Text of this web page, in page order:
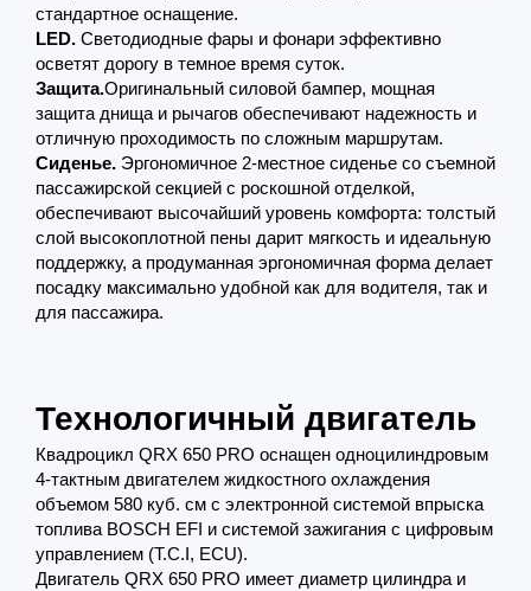
стандартное оснащение.
LED. Светодиодные фары и фонари эффективно
осветят дорогу в темное время суток.
Защита.Оригинальный силовой бампер, мощная
защита днища и рычагов обеспечивают надежность и
отличную проходимость по сложным маршрутам.
Сиденье. Эргономичное 2-местное сиденье со съемной
пассажирской секцией с роскошной отделкой,
обеспечивают высочайший уровень комфорта: толстый
слой высокоплотной пены дарит мягкость и идеальную
поддержку, а продуманная эргономичная форма делает
посадку максимально удобной как для водителя, так и
для пассажира.
Технологичный двигатель
Квадроцикл QRX 650 PRO оснащен одноцилиндровым
4-тактным двигателем жидкостного охлаждения
объемом 580 куб. см с электронной системой впрыска
топлива BOSCH EFI и системой зажигания с цифровым
управлением (T.C.I, ECU).
Двигатель QRX 650 PRO имеет диаметр цилиндра и